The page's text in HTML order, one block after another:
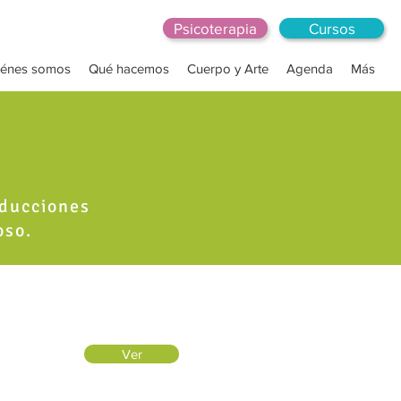
Psicoterapia Cursos
somos Qué hacemos Cuerpo y Arte Agenda Más
Ver